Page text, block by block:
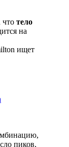
что тело
на
ищет
пиков,